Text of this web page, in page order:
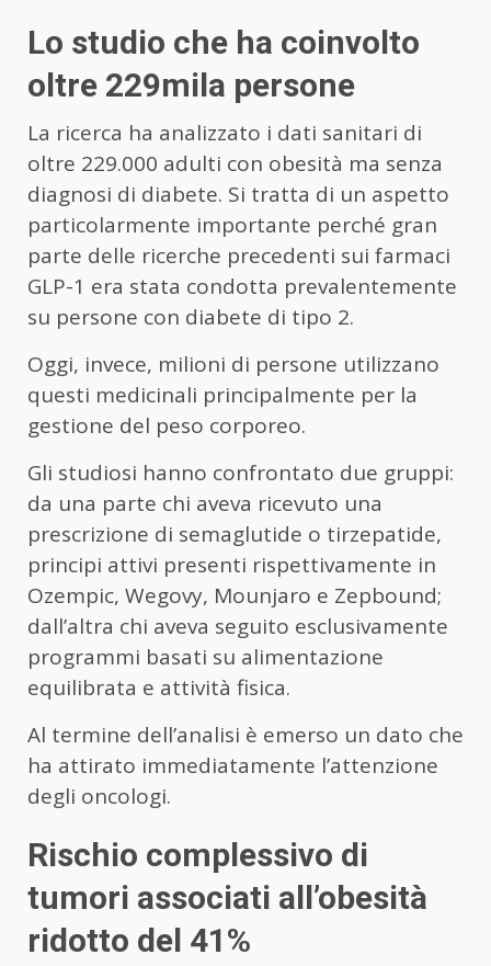
Lo studio che ha coinvolto
oltre 229mila persone
La ricerca ha analizzato i dati sanitari di
oltre 229.000 adulti con obesità ma senza
diagnosi di diabete. Si tratta di un aspetto
particolarmente importante perché gran
parte delle ricerche precedenti sui farmaci
GLP-1 era stata condotta prevalentemente
su persone con diabete di tipo 2.
Oggi, invece, milioni di persone utilizzano
questi medicinali principalmente per la
gestione del peso corporeo.
Gli studiosi hanno confrontato due gruppi:
da una parte chi aveva ricevuto una
prescrizione di semaglutide o tirzepatide,
principi attivi presenti rispettivamente in
Ozempic, Wegovy, Mounjaro e Zepbound;
dall’altra chi aveva seguito esclusivamente
programmi basati su alimentazione
equilibrata e attività fisica.
Al termine dell’analisi è emerso un dato che
ha attirato immediatamente l’attenzione
degli oncologi.
Rischio complessivo di
tumori associati all’obesità
ridotto del 41%